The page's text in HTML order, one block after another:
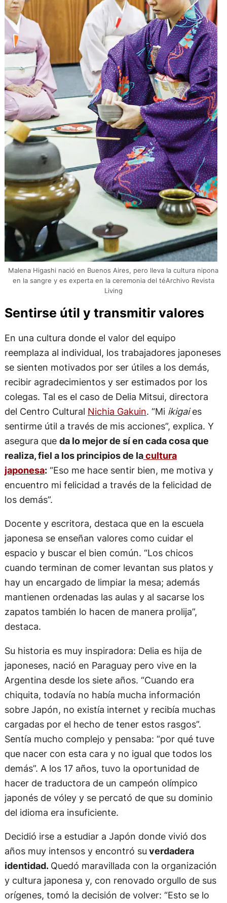
Malena Higashi nació en Buenos Aires, pero lleva la cultura nipona
en la sangre y es experta en la ceremonia del téArchivo Revista
Living
Sentirse útil y transmitir valores
En una cultura donde el valor del equipo
reemplaza al individual, los trabajadores japoneses
se sienten motivados por ser útiles a los demás,
recibir agradecimientos y ser estimados por los
colegas. Tal es el caso de Delia Mitsui, directora
del Centro Cultural Nichia Gakuin. “Mi ikigaies
sentirme útil a través de mis acciones”, explica. Y
asegura que da lo mejor de sí en cada cosa que
realiza, fiel a los principios de lacultura
japonesa:“Eso me hace sentir bien, me motiva y
encuentro mi felicidad a través de la felicidad de
los demás”.
Docente y escritora, destaca que en la escuela
japonesa se enseñan valores como cuidar el
espacio y buscar el bien común. “Los chicos
cuando terminan de comer levantan sus platos y
hay un encargado de limpiar la mesa; además
mantienen ordenadas las aulas y al sacarse los
zapatos también lo hacen de manera prolija”,
destaca.
Su historia es muy inspiradora: Delia es hija de
japoneses, nació en Paraguay pero vive en la
Argentina desde los siete años. “Cuando era
chiquita, todavía no había mucha información
sobre Japón, no existía internet y recibía muchas
cargadas por el hecho de tener estos rasgos”.
Sentía mucho complejo y pensaba: “por qué tuve
que nacer con esta cara y no igual que todos los
demás”. A los 17 años, tuvo la oportunidad de
hacer de traductora de un campeón olímpico
japonés de vóley y se percató de que su dominio
del idioma era insuficiente.
Decidió irse a estudiar a Japón donde vivió dos
años muy intensos y encontró su verdadera
identidad. Quedó maravillada con la organización
y cultura japonesa y, con renovado orgullo de sus
orígenes, tomó la decisión de volver: “Esto se lo